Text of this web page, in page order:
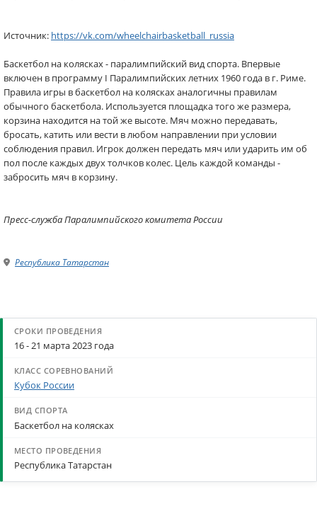
Источник: https://vk.com/wheelchairbasketball_russia
Баскетбол на колясках - паралимпийский вид спорта. Впервые
включен в программу I Паралимпийских летних 1960 года в г. Риме.
Правила игры в баскетбол на колясках аналогичны правилам
обычного баскетбола. Используется площадка того же размера,
корзина находится на той же высоте. Мяч можно передавать,
бросать, катить или вести в любом направлении при условии
соблюдения правил. Игрок должен передать мяч или ударить им об
пол после каждых двух толчков колес. Цель каждой команды -
забросить мяч в корзину.
Пресс-служба Паралимпийского комитета России
Республика Татарстан
16 - 21 марта 2023 года
Кубок России
Баскетбол на колясках
Республика Татарстан